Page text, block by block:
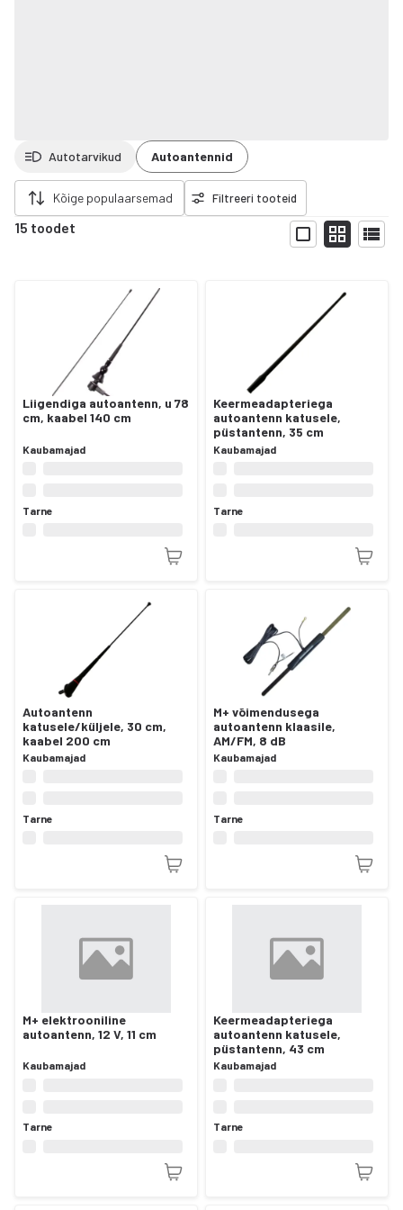
Autotarvikud Autoantennid
Kõige populaarsemad Filtreeri tooteid
15 toodet
Näita
filtrid
Liigendiga autoantenn, u 78
cm, kaabel 140 cm
Kaubamajad
Tarne
Keermeadapteriega
autoantenn katusele,
püstantenn, 35 cm
Kaubamajad
Tarne
Autoantenn
katusele/küljele, 30 cm,
kaabel 200 cm
Kaubamajad
Tarne
M+ võimendusega
autoantenn klaasile,
AM/FM, 8 dB
Kaubamajad
Tarne
M+ elektrooniline
autoantenn, 12 V, 11 cm
Kaubamajad
Tarne
Keermeadapteriega
autoantenn katusele,
püstantenn, 43 cm
Kaubamajad
Tarne